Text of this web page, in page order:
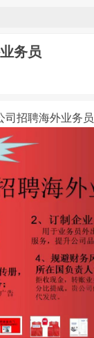
务员
司招聘海外业务员